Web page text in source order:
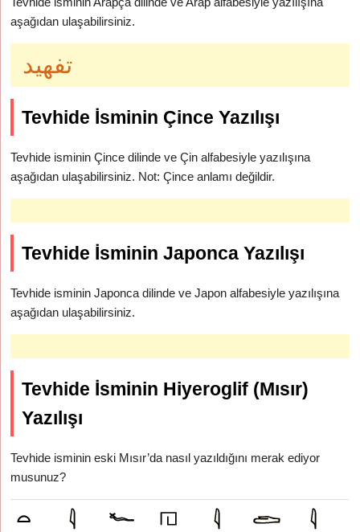
aşağıdan ulaşabilirsiniz.
تفهيد
Tevhide İsminin Çince Yazılışı
Tevhide isminin Çince dilinde ve Çin alfabesiyle yazılışına
aşağıdan ulaşabilirsiniz. Not: Çince anlamı değildir.
Tevhide İsminin Japonca Yazılışı
Tevhide isminin Japonca dilinde ve Japon alfabesiyle yazılışına
aşağıdan ulaşabilirsiniz.
Tevhide İsminin Hiyeroglif (Mısır)
Yazılışı
Tevhide isminin eski Mısır’da nasıl yazıldığını merak ediyor
musunuz?